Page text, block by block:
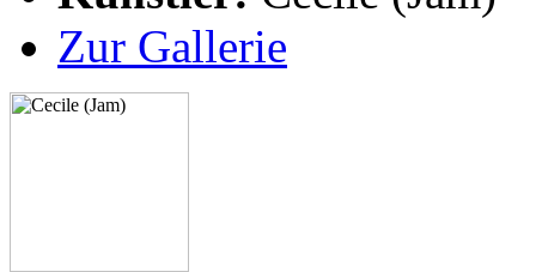
Zur Gallerie